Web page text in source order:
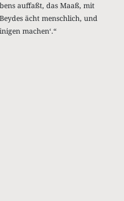
auffaßt, das Maaß, mit
ächt menschlich, und
machenʻ.“